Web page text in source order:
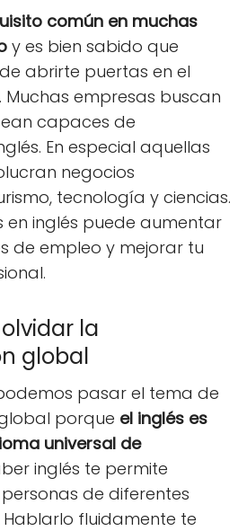
común en muchas
y es bien sabido que
abrirte puertas en el
empresas buscan
capaces de
En especial aquellas
negocios
tecnología y ciencias.
en inglés puede aumentar
de empleo y mejorar tu
la
global
pasar el tema de
porque el inglés es
universal de
inglés te permite
de diferentes
fluidamente te